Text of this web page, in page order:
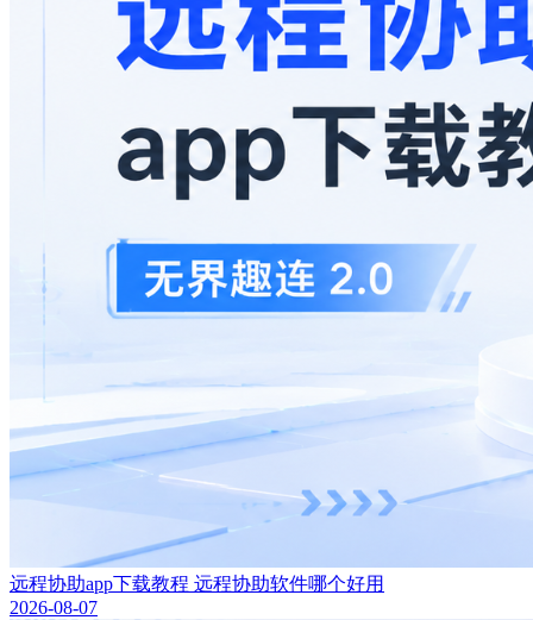
远程协助app下载教程 远程协助软件哪个好用
2026-08-07